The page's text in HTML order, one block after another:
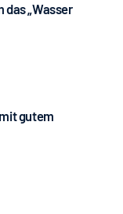
das „Wasser
gutem